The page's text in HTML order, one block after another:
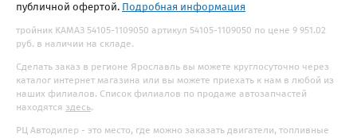
публичной офертой. Подробная информация
тройник КАМАЗ 54105-1109050 артикул 54105-1109050 по цене 9 951.02
руб. в наличии на складе.
Сделать заказ в регионе Ярославль вы можете круглосуточно через
каталог интернет магазина или вы можете приехать к нам в любой из
наших филиалов. Список филиалов по продаже автозапчастей
находятся здесь.
РЦ Автодилер - это место, где можно заказать двигатели, топливные